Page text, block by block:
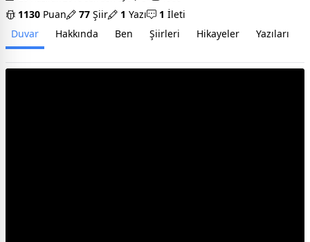
1130 Puan 77 Şiir 1 Yazı 1 İleti
Duvar
Hakkında Ben Şiirleri Hikayeler Yazıları